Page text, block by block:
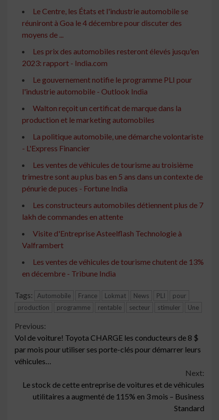
Le Centre, les États et l'industrie automobile se
réuniront à Goa le 4 décembre pour discuter des
moyens de ...
Les prix des automobiles resteront élevés jusqu'en
2023: rapport - India.com
Le gouvernement notifie le programme PLI pour
l'industrie automobile - Outlook India
Walton reçoit un certificat de marque dans la
production et le marketing automobiles
La politique automobile, une démarche volontariste
- L'Express Financier
Les ventes de véhicules de tourisme au troisième
trimestre sont au plus bas en 5 ans dans un contexte de
pénurie de puces - Fortune India
Les constructeurs automobiles détiennent plus de 7
lakh de commandes en attente
Visite d'Entreprise Asteelflash Technologie à
Valframbert
Les ventes de véhicules de tourisme chutent de 13%
en décembre - Tribune India
Tags: Automobile France Lokmat News PLI
pour
production
programme rentable secteur stimuler Une
Continue
Reading
Previous:
Vol de voiture! Toyota CHARGE les conducteurs de 8 $
par mois pour utiliser ses porte-clés pour démarrer leurs
véhicules…
Next:
Le stock de cette entreprise de voitures et de véhicules
utilitaires a augmenté de 115% en 3 mois – Business
Standard